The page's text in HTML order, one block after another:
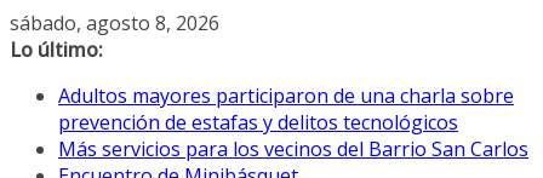
Saltar
al
sábado, agosto 8, 2026
Lo último:
Adultos mayores participaron de una charla sobre
prevención de estafas y delitos tecnológicos
Más servicios para los vecinos del Barrio San Carlos